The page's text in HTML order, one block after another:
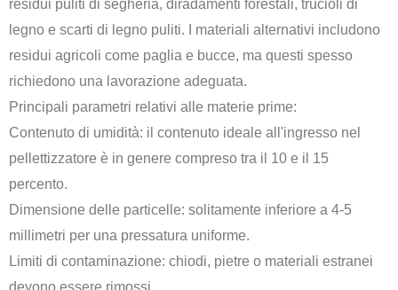
residui puliti di segheria, diradamenti forestali, trucioli di
legno e scarti di legno puliti. I materiali alternativi includono
residui agricoli come paglia e bucce, ma questi spesso
richiedono una lavorazione adeguata.
Principali parametri relativi alle materie prime:
Contenuto di umidità: il contenuto ideale all'ingresso nel
pellettizzatore è in genere compreso tra il 10 e il 15
percento.
Dimensione delle particelle: solitamente inferiore a 4-5
millimetri per una pressatura uniforme.
Limiti di contaminazione: chiodi, pietre o materiali estranei